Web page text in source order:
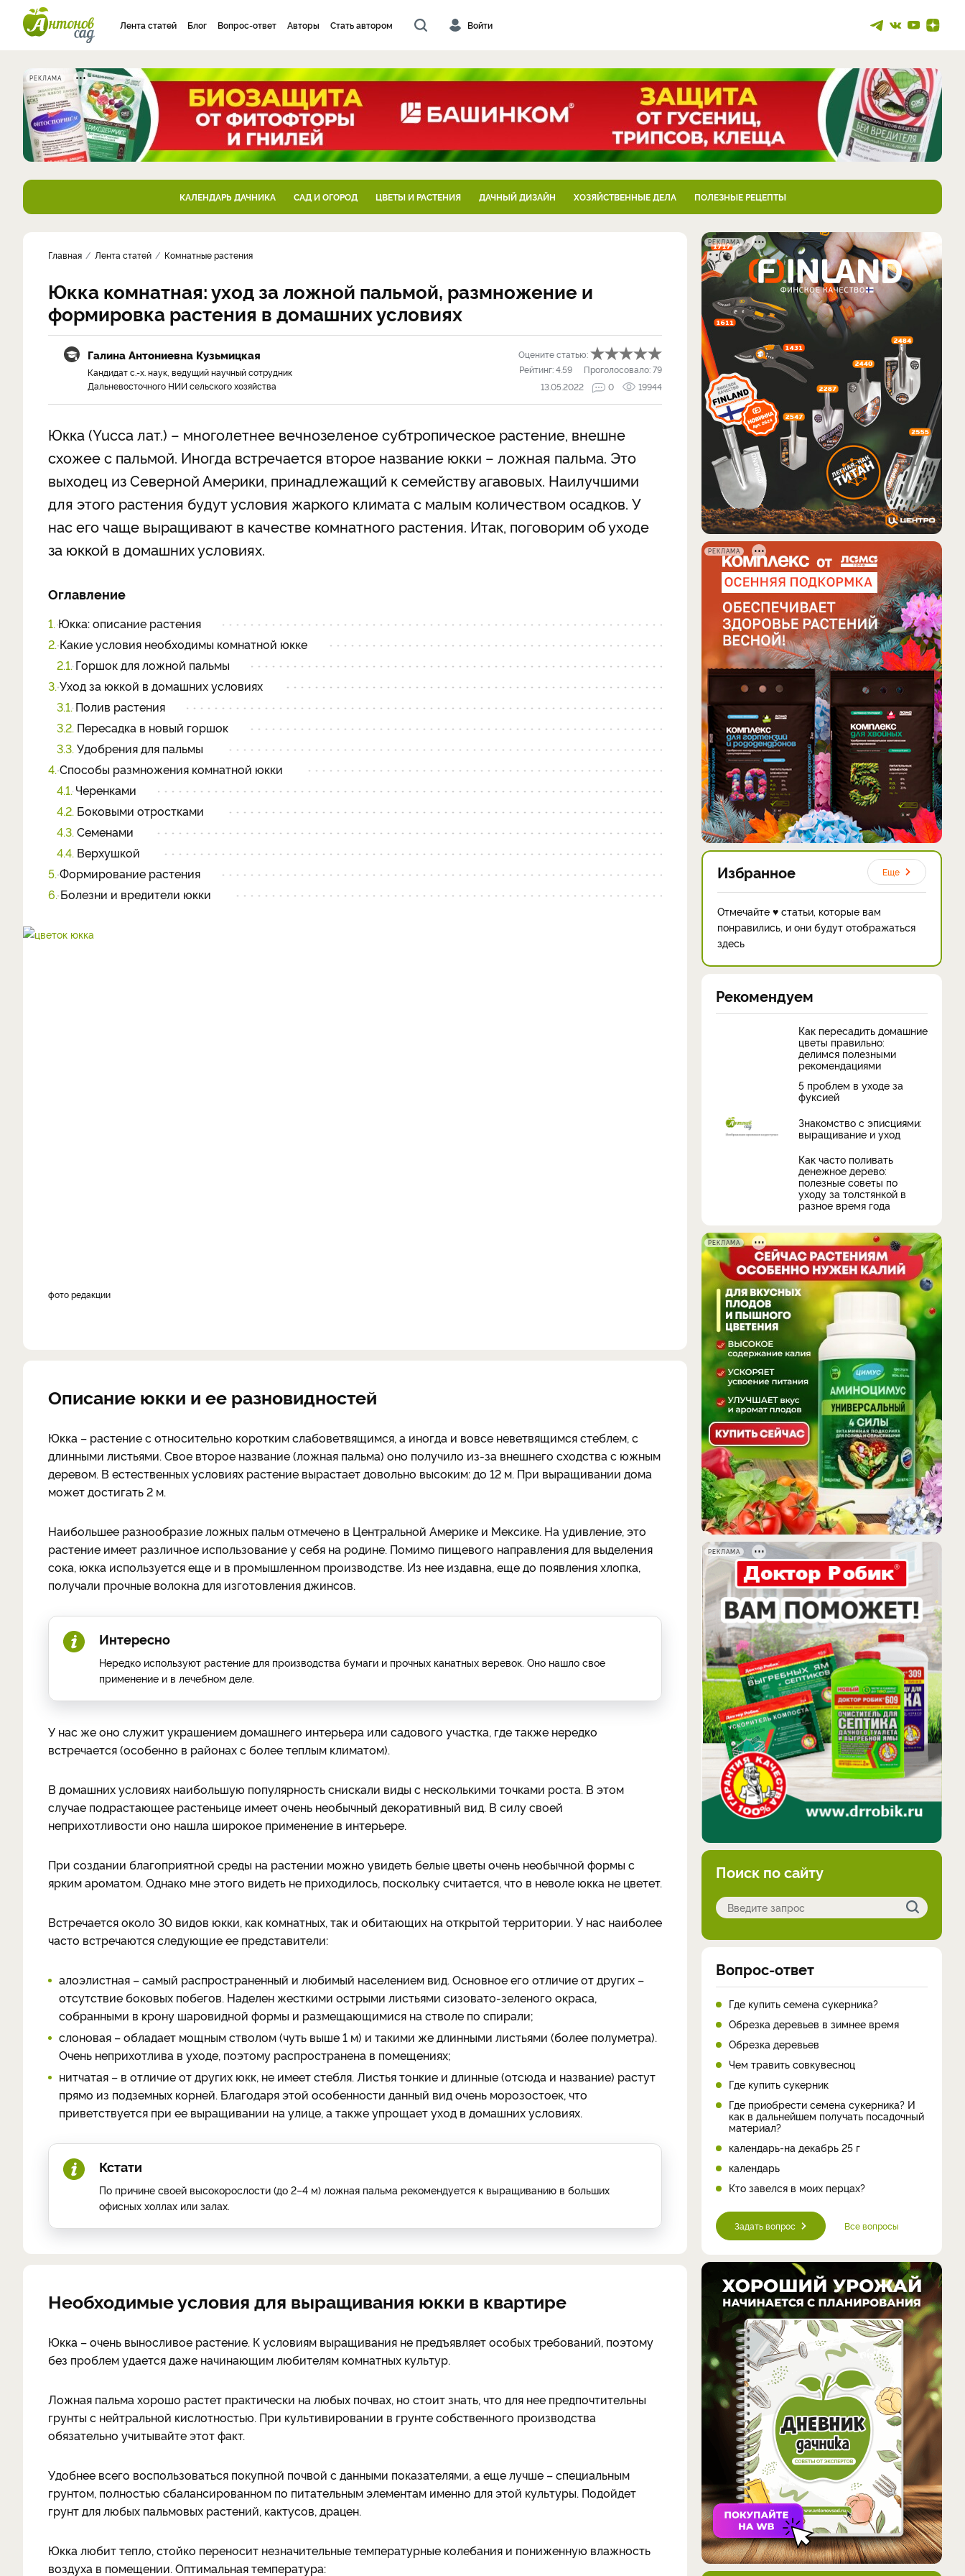
Лента статей Блог Вопрос-ответ Авторы Стать автором Войти
РЕКЛАМА
КАЛЕНДАРЬ ДАЧНИКА САД И ОГОРОД ЦВЕТЫ И РАСТЕНИЯ ДАЧНЫЙ ДИЗАЙН ХОЗЯЙСТВЕННЫЕ ДЕЛА ПОЛЕЗНЫЕ РЕЦЕПТЫ
Главная Лента статей Комнатные растения
Юкка комнатная: уход за ложной пальмой, размножение и
формировка растения в домашних условиях
Галина Антониевна Кузьмицкая
Кандидат с.-х. наук, ведущий научный сотрудник
Дальневосточного НИИ сельского хозяйства
Оцените статью:
Рейтинг:4.59 Проголосовало:79
13.05.2022
0 19944
Юкка (Yucca лат.) – многолетнее вечнозеленое субтропическое растение, внешне
схожее с пальмой. Иногда встречается второе название юкки – ложная пальма. Это
выходец из Северной Америки, принадлежащий к семейству агавовых. Наилучшими
для этого растения будут условия жаркого климата с малым количеством осадков. У
нас его чаще выращивают в качестве комнатного растения. Итак, поговорим об уходе
за юккой в домашних условиях.
Оглавление
1. Юкка: описание растения
2. Какие условия необходимы комнатной юкке
2.1. Горшок для ложной пальмы
3. Уход за юккой в домашних условиях
3.1. Полив растения
3.2. Пересадка в новый горшок
3.3. Удобрения для пальмы
4. Способы размножения комнатной юкки
4.1. Черенками
4.2. Боковыми отростками
4.3. Семенами
4.4. Верхушкой
5. Формирование растения
6. Болезни и вредители юкки
фото редакции
Описание юкки и ее разновидностей
Юкка – растение с относительно коротким слабоветвящимся, а иногда и вовсе неветвящимся стеблем, с
длинными листьями. Свое второе название (ложная пальма) оно получило из-за внешнего сходства с южным
деревом. В естественных условиях растение вырастает довольно высоким: до 12 м. При выращивании дома
может достигать 2 м.
Наибольшее разнообразие ложных пальм отмечено в Центральной Америке и Мексике. На удивление, это
растение имеет различное использование у себя на родине. Помимо пищевого направления для выделения
сока, юкка используется еще и в промышленном производстве. Из нее издавна, еще до появления хлопка,
получали прочные волокна для изготовления джинсов.
Интересно
Нередко используют растение для производства бумаги и прочных канатных веревок. Оно нашло свое
применение и в лечебном деле.
У нас же оно служит украшением домашнего интерьера или садового участка, где также нередко
встречается (особенно в районах с более теплым климатом).
В домашних условиях наибольшую популярность снискали виды с несколькими точками роста. В этом
случае подрастающее растеньице имеет очень необычный декоративный вид. В силу своей
неприхотливости оно нашла широкое применение в интерьере.
При создании благоприятной среды на растении можно увидеть белые цветы очень необычной формы с
ярким ароматом. Однако мне этого видеть не приходилось, поскольку считается, что в неволе юкка не цветет.
Встречается около 30 видов юкки, как комнатных, так и обитающих на открытой территории. У нас наиболее
часто встречаются следующие ее представители:
алоэлистная – самый распространенный и любимый населением вид. Основное его отличие от других –
отсутствие боковых побегов. Наделен жесткими острыми листьями сизовато-зеленого окраса,
собранными в крону шаровидной формы и размещающимися на стволе по спирали;
слоновая – обладает мощным стволом (чуть выше 1 м) и такими же длинными листьями (более полуметра).
Очень неприхотлива в уходе, поэтому распространена в помещениях;
нитчатая – в отличие от других юкк, не имеет стебля. Листья тонкие и длинные (отсюда и название) растут
прямо из подземных корней. Благодаря этой особенности данный вид очень морозостоек, что
приветствуется при ее выращивании на улице, а также упрощает уход в домашних условиях.
Кстати
По причине своей высокорослости (до 2–4 м) ложная пальма рекомендуется к выращиванию в больших
офисных холлах или залах.
Необходимые условия для выращивания юкки в квартире
Юкка – очень выносливое растение. К условиям выращивания не предъявляет особых требований, поэтому
без проблем удается даже начинающим любителям комнатных культур.
Ложная пальма хорошо растет практически на любых почвах, но стоит знать, что для нее предпочтительны
грунты с нейтральной кислотностью. При культивировании в грунте собственного производства
обязательно учитывайте этот факт.
Удобнее всего воспользоваться покупной почвой с данными показателями, а еще лучше – специальным
грунтом, полностью сбалансированном по питательным элементам именно для этой культуры. Подойдет
грунт для любых пальмовых растений, кактусов, драцен.
Юкка любит тепло, стойко переносит незначительные температурные колебания и пониженную влажность
воздуха в помещении. Оптимальная температура:
РЕКЛАМА
РЕКЛАМА
Избранное Еще
Отмечайте ♥ статьи, которые вам
понравились, и они будут отображаться
здесь
Рекомендуем
Как пересадить домашние
цветы правильно:
делимся полезными
рекомендациями
5 проблем в уходе за
фуксией
Знакомство с эписциями:
выращивание и уход
Как часто поливать
денежное дерево:
полезные советы по
уходу за толстянкой в
разное время года
РЕКЛАМА
РЕКЛАМА
Поиск по сайту
Вопрос-ответ
Где купить семена сукерника?
Обрезка деревьев в зимнее время
Обрезка деревьев
Чем травить совкувесноц
Где купить сукерник
Где приобрести семена сукерника? И
как в дальнейшем получать посадочный
материал?
календарь-на декабрь 25 г
календарь
Кто завелся в моих перцах?
Задать вопрос Все вопросы